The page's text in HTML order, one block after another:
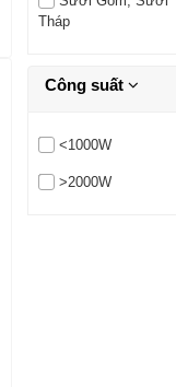
Tháp
Công suất
<1000W
>2000W